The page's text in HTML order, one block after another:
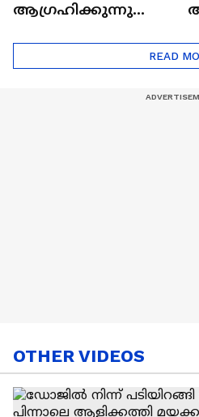
ആഗ്രഹിക്കുന്നുണ്ടോ
ട്രെൻഡിനെക്കുറിച്ച് |
Nail Art | Trends Cafe
READ
OTHER VIDEOS